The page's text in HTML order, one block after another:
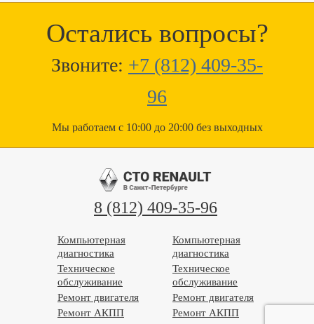
Остались вопросы?
Звоните: +7 (812) 409-35-
96
Мы работаем с 10:00 до 20:00 без выходных
8 (812) 409-35-96
Компьютерная
диагностика
Техническое
обслуживание
Ремонт двигателя
Ремонт АКПП
Компьютерная
диагностика
Техническое
обслуживание
Ремонт двигателя
Ремонт АКПП